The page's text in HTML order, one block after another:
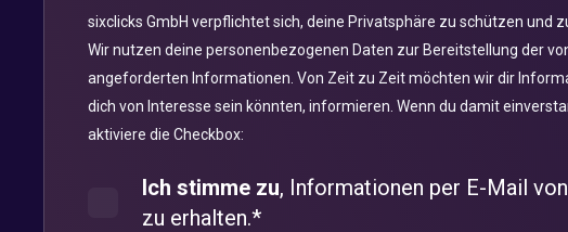
sixclicks GmbH verpflichtet sich, deine Privatsphäre zu schützen und
Wir nutzen deine personenbezogenen Daten zur Bereitstellung der
angeforderten Informationen. Von Zeit zu Zeit möchten wir dir
dich von Interesse sein könnten, informieren. Wenn du damit
aktiviere die Checkbox:
Ich stimme zu, Informationen per E-Mail
zu erhalten.*